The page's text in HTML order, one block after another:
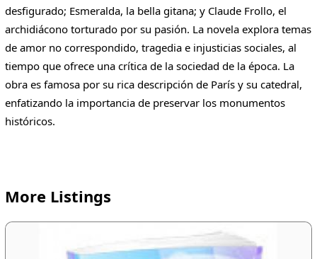
desfigurado; Esmeralda, la bella gitana; y Claude Frollo, el
archidiácono torturado por su pasión. La novela explora temas
de amor no correspondido, tragedia e injusticias sociales, al
tiempo que ofrece una crítica de la sociedad de la época. La
obra es famosa por su rica descripción de París y su catedral,
enfatizando la importancia de preservar los monumentos
históricos.
More Listings